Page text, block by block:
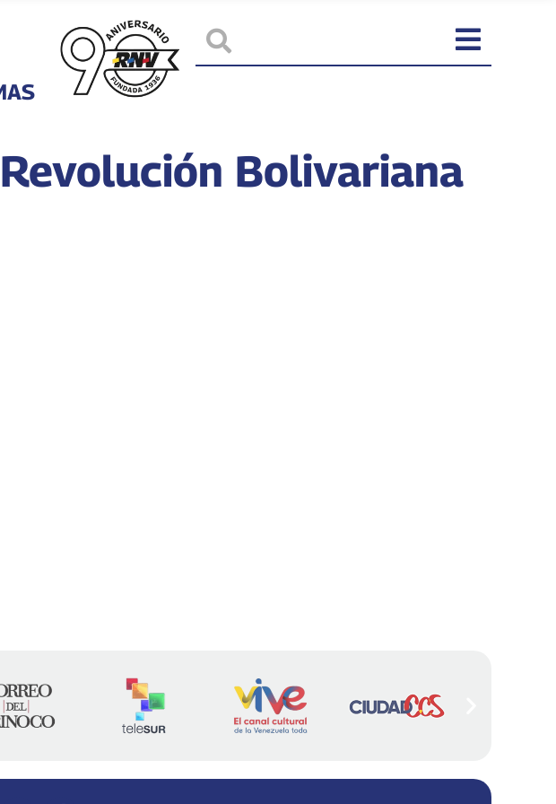
Bolivariana